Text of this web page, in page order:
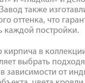
также
оттенка, что
каждой постройки.
в
выбрать
зависимости от